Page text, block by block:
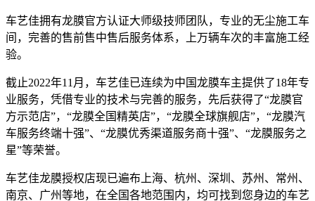
车艺佳拥有龙膜官方认证大师级技师团队，专业的无尘施工车
间，完善的售前售中售后服务体系，上万辆车次的丰富施工经
验。
截止2022年11月，车艺佳已连续为中国龙膜车主提供了18年专
业服务，凭借专业的技术与完善的服务，先后获得了“龙膜官
方示范店”，“龙膜全国精英店”，“龙膜全球旗舰店”，“龙膜汽
车服务终端十强”、“龙膜优秀渠道服务商十强”、“龙膜服务之
星”等荣誉。
车艺佳龙膜授权店现已遍布上海、杭州、深圳、苏州、常州、
南京、广州等地，在全国各地范围内，均可找到您身边的车艺